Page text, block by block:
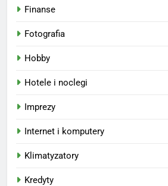
Finanse
Fotografia
Hobby
Hotele i noclegi
Imprezy
Internet i komputery
Klimatyzatory
Kredyty